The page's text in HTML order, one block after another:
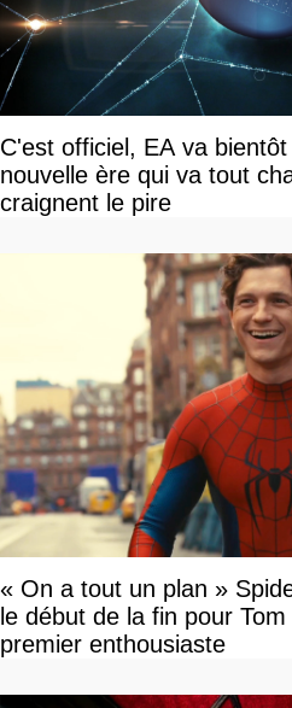
C'est officiel, EA va
nouvelle ère qui va tout
craignent le pire
« On a tout un plan »
le début de la fin pour Tom
premier enthousiaste